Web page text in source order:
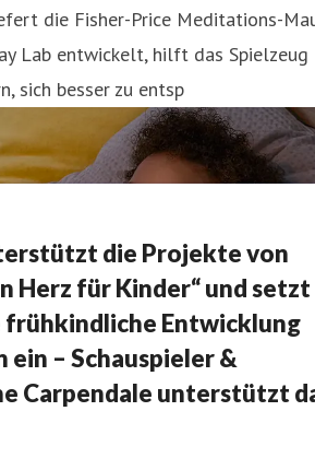
die Fisher-Price Meditations-
Lab entwickelt, hilft das Spielzeug
sich besser zu entsp
die Projekte von
Herz für Kinder“ und setzt
frühkindliche Entwicklung
– Schauspieler &
Carpendale unterstützt